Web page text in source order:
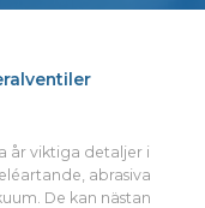
år viktiga detaljer i
abrasiva
De kan nästan